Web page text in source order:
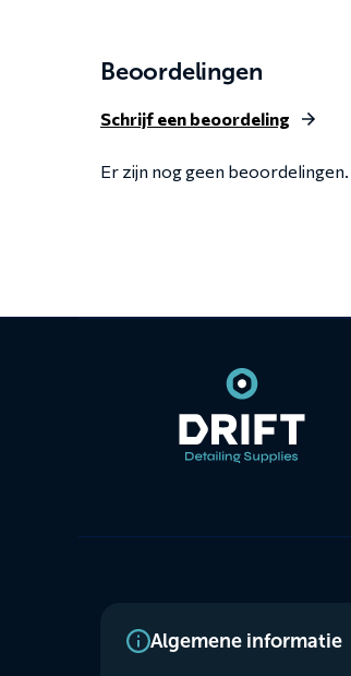
Beoordelingen
Schrijf een beoordeling
Er zijn nog geen beoordelingen.
Algemene informatie